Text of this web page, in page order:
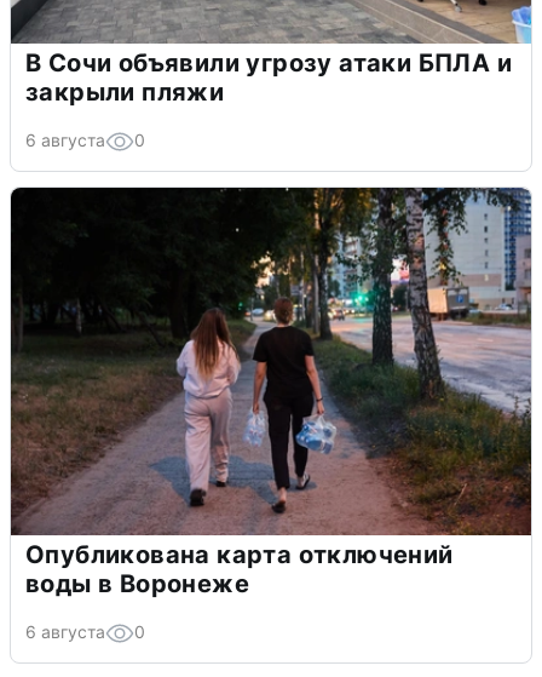
В Сочи объявили угрозу атаки БПЛА и
закрыли пляжи
6 августа 0
Опубликована карта отключений
воды в Воронеже
6 августа 0